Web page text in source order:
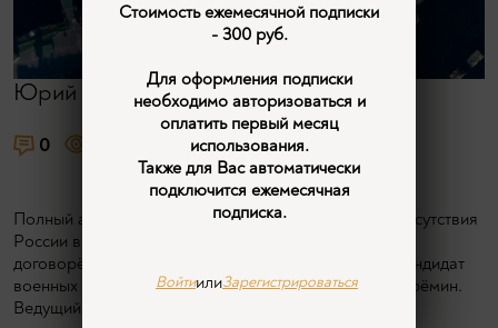
Юрий Ерёмин
0
Полный анализ военного и военно-технического присутствия
России в мире. Военные базы, ПМТО, двусторонние
договорённости вчера, сегодня и завтра. Говорит кандидат
военных наук, контр-адмирал Юрий Прокопиевич Ерёмин.
Ведущий – Сергей Зотов. Запись апрель 2023 года.
Стоимость ежемесячной подписки
- 300 руб.
Для оформления подписки
необходимо авторизоваться и
оплатить первый месяц
использования.
Также для Вас автоматически
подключится ежемесячная
подписка.
ВойтиилиЗарегистрироваться